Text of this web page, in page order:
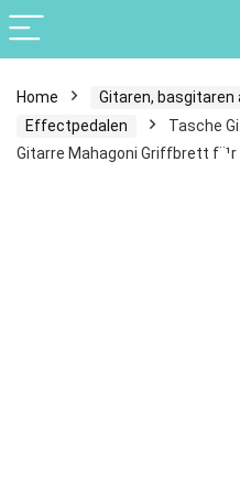
Home
Gitaren,
Effectpedalen
Tasche
Gitarre Mahagoni Griffbrett